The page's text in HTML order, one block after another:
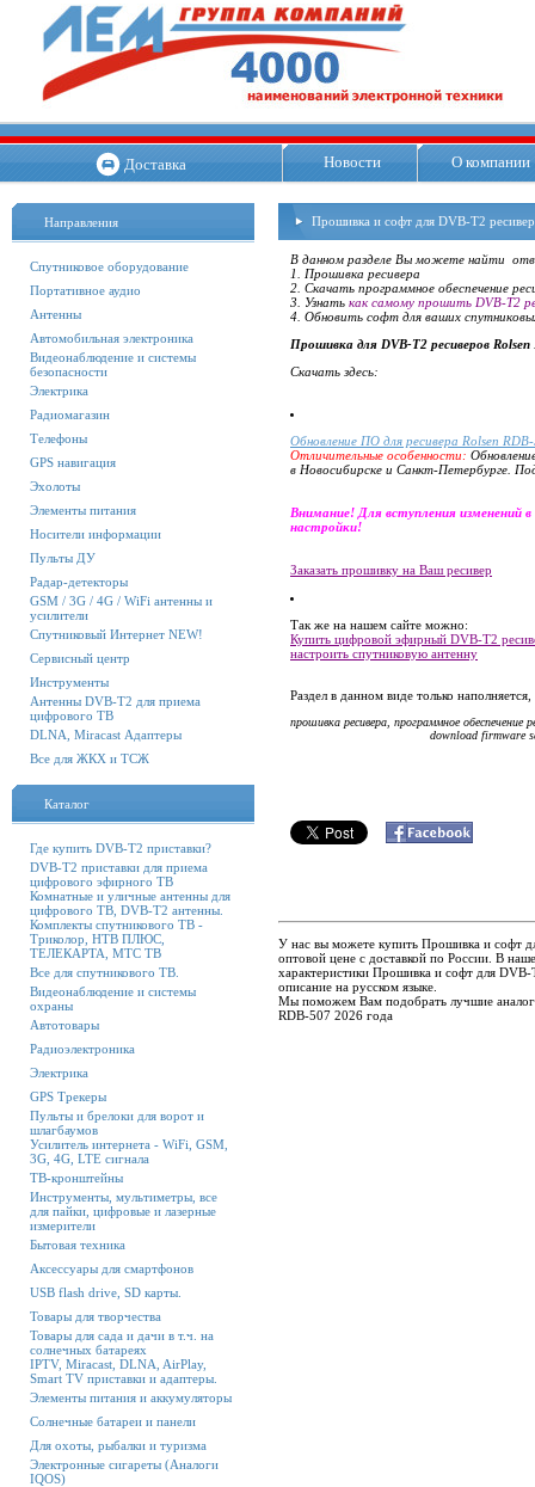
Доставка Новости О компании
Направления
Спутниковое оборудование
Портативное аудио
Антенны
Автомобильная электроника
Видеонаблюдение и системы
безопасности
Электрика
Радиомагазин
Телефоны
GPS навигация
Эхолоты
Элементы питания
Носители информации
Пульты ДУ
Радар-детекторы
GSM / 3G / 4G / WiFi антенны и
усилители
Спутниковый Интернет NEW!
Сервисный центр
Инструменты
Антенны DVB-T2 для приема
цифрового ТВ
DLNA, Miracast Адаптеры
Все для ЖКХ и ТСЖ
Каталог
Где купить DVB-T2 приставки?
DVB-T2 приставки для приема
цифрового эфирного ТВ
Комнатные и уличные антенны для
цифрового ТВ, DVB-T2 антенны.
Комплекты спутникового ТВ -
Триколор, НТВ ПЛЮС,
ТЕЛЕКАРТА, МТС ТВ
Все для спутникового ТВ.
Видеонаблюдение и системы
охраны
Автотовары
Радиоэлектроника
Электрика
GPS Трекеры
Пульты и брелоки для ворот и
шлагбаумов
Усилитель интернета - WiFi, GSM,
3G, 4G, LTE сигнала
ТВ-кронштейны
Инструменты, мультиметры, все
для пайки, цифровые и лазерные
измерители
Бытовая техника
Аксессуары для смартфонов
USB flash drive, SD карты.
Товары для творчества
Товары для сада и дачи в т.ч. на
солнечных батареях
IPTV, Miracast, DLNA, AirPlay,
Smart TV приставки и адаптеры.
Элементы питания и аккумуляторы
Солнечные батареи и панели
Для охоты, рыбалки и туризма
Электронные сигареты (Аналоги
IQOS)
Прошивка и софт для DVB-T2
В данном разделе Вы можете найти
1. Прошивка ресивера
2. Скачать программное обеспечение
3. Узнать как самому прошить DVB-T2
4. Обновить софт для ваших
Прошивка для DVB-T2 ресиверов
Скачать здесь:
Обновление ПО для ресивера Rolsen
Отличительные особенности:
в Новосибирске и Санкт-Петербурге.
Внимание! Для вступления изменений в
настройки!
Заказать прошивку на Ваш ресивер
Так же на нашем сайте можно:
Купить цифровой эфирный DVB-T2
настроить спутниковую антенну
Раздел в данном виде только
прошивка ресивера, программное обеспечение
download firmware sat
У нас вы можете купить Прошивка и софт
оптовой цене с доставкой по России. В
характеристики Прошивка и софт для
описание на русском языке.
Мы поможем Вам подобрать лучшие
RDB-507 2026 года